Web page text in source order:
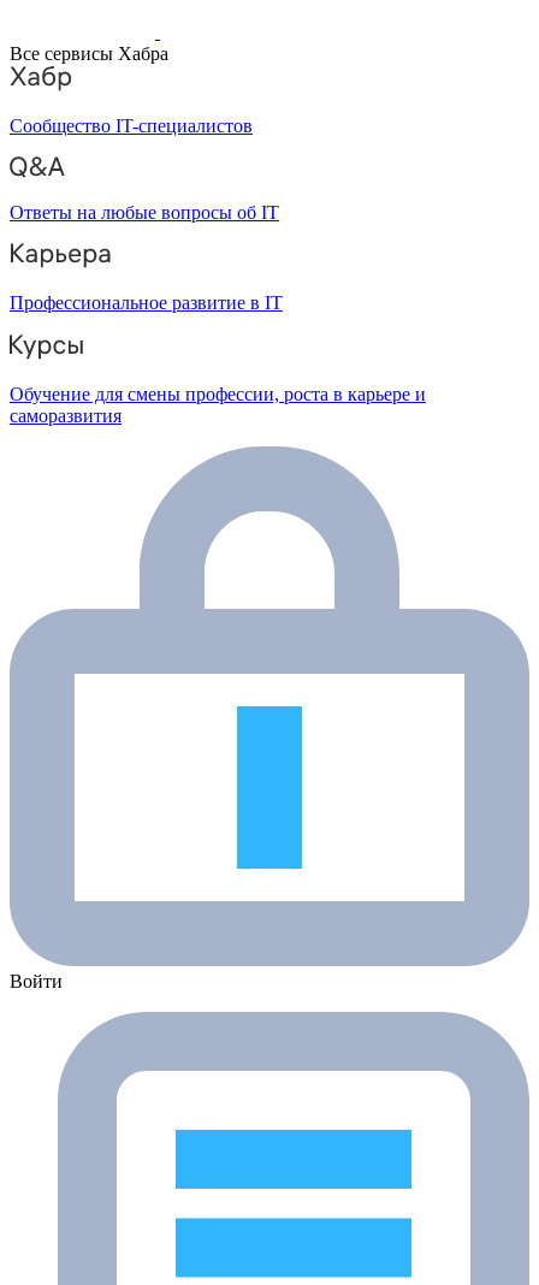
Все сервисы Хабра
Сообщество IT-специалистов
Ответы на любые вопросы об IT
Профессиональное развитие в IT
Обучение для смены профессии, роста в карьере и
саморазвития
Войти